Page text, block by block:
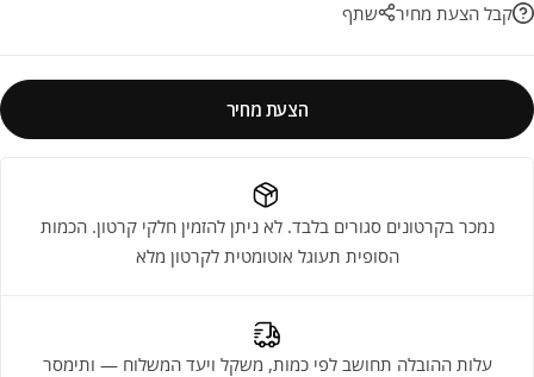
קבל הצעת מחיר שתף
הצעת מחיר
נמכר בקרטונים סגורים בלבד. לא ניתן להזמין חלקי קרטון. הכמות
הסופית תעוגל אוטומטית לקרטון מלא
עלות ההובלה תחושב לפי כמות, משקל ויעד המשלוח — ותימסר